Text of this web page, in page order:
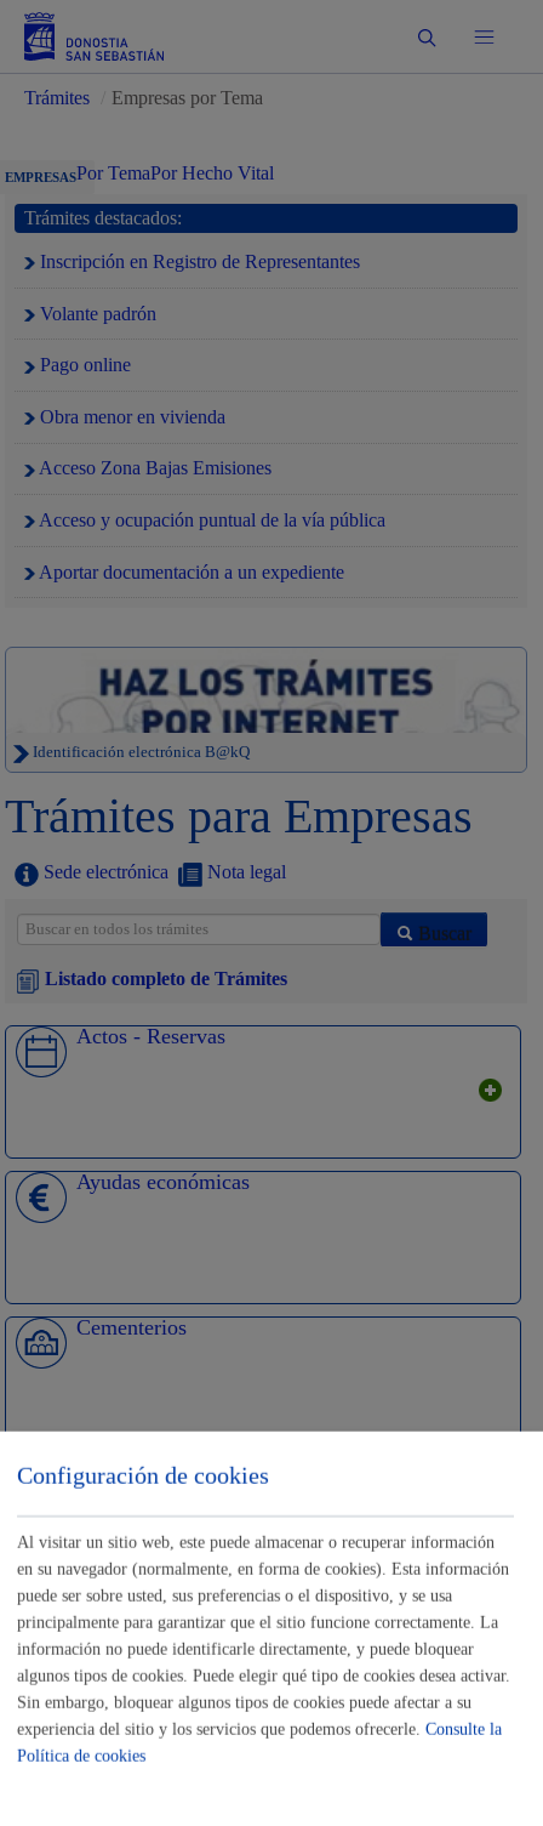
Buscar
Trámites Empresas por Tema
EMPRESASPor TemaPor Hecho Vital
Trámites destacados:
Inscripción en Registro de Representantes
Volante padrón
Pago online
Obra menor en vivienda
Acceso Zona Bajas Emisiones
Acceso y ocupación puntual de la vía pública
Aportar documentación a un expediente
Identificación electrónica B@kQ
Trámites para Empresas
Sede electrónica Nota legal
Buscar
Listado completo de Trámites
Actos - Reservas
Ayudas económicas
Cementerios
Empleo - Contratación
Impulso Económico
Inscripciones - Registros
Configuración de cookies
Al visitar un sitio web, este puede almacenar o recuperar información
en su navegador (normalmente, en forma de cookies). Esta información
puede ser sobre usted, sus preferencias o el dispositivo, y se usa
principalmente para garantizar que el sitio funcione correctamente. La
información no puede identificarle directamente, y puede bloquear
algunos tipos de cookies. Puede elegir qué tipo de cookies desea activar.
Sin embargo, bloquear algunos tipos de cookies puede afectar a su
experiencia del sitio y los servicios que podemos ofrecerle. Consulte la
Política de cookies